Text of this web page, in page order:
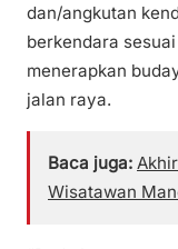
dan/angkutan
berkendara
menerapkan
jalan raya.
Baca juga:
Wisatawan